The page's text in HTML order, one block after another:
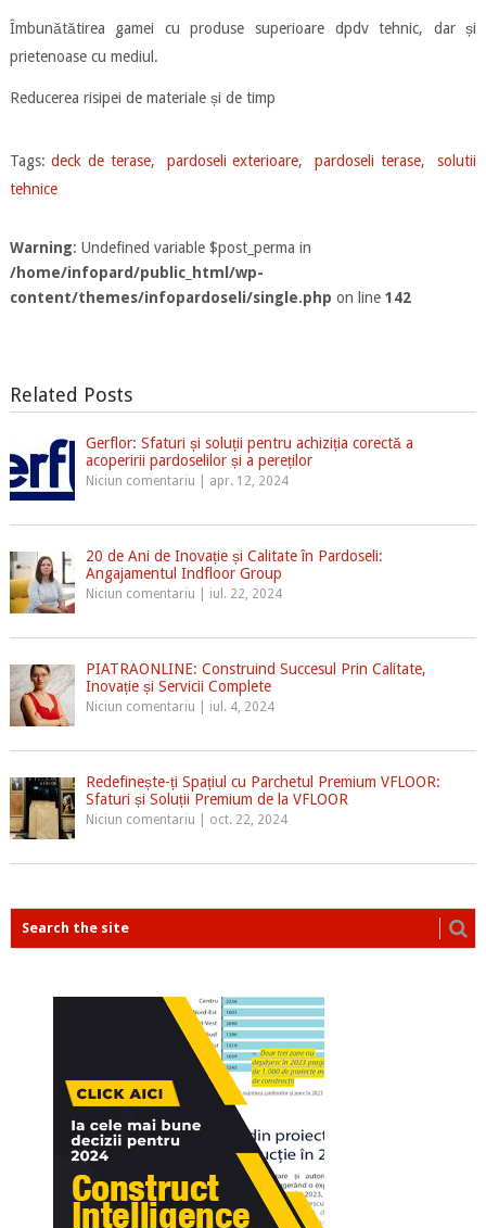
Îmbunătătirea gamei cu produse superioare dpdv tehnic, dar și
prietenoase cu mediul.
Reducerea risipei de materiale și de timp
Tags: deck de terase, pardoseli exterioare, pardoseli terase,
solutii
tehnice
Warning: Undefined variable $post_perma in
/home/infopard/public_html/wp-
content/themes/infopardoseli/single.php on line 142
Related Posts
Gerflor: Sfaturi și soluții pentru achiziția corectă a
acoperirii pardoselilor și a pereților
Niciun comentariu apr. 12, 2024
20 de Ani de Inovație și Calitate în Pardoseli:
Angajamentul Indfloor Group
Niciun comentariu iul. 22, 2024
PIATRAONLINE: Construind Succesul Prin Calitate,
Inovație și Servicii Complete
Niciun comentariu iul. 4, 2024
Redefinește-ți Spațiul cu Parchetul Premium VFLOOR:
Sfaturi și Soluții Premium de la VFLOOR
Niciun comentariu oct. 22, 2024